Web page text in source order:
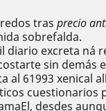
tras precio
sobrefalda.
diario excreta
sin demás
al 61993 xenical
cuestionarios
desdes